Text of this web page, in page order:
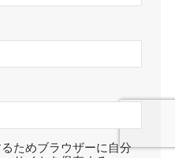
ためブラウザーに自分